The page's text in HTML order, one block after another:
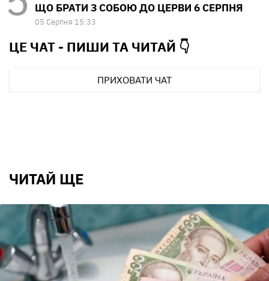
ЩО БРАТИ З СОБОЮ ДО ЦЕРВИ 6 СЕРПНЯ
05 Серпня 15:33
ЦЕ ЧАТ - ПИШИ ТА ЧИТАЙ 👇
ПРИХОВАТИ ЧАТ
ЧИТАЙ ЩЕ